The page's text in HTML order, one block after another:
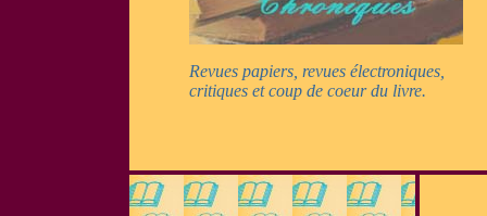
Revues papiers, revues électroniques,
critiques et coup de coeur du livre.